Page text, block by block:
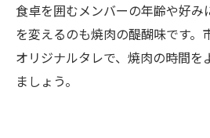
食卓を囲むメンバーの年齢や好み
を変えるのも焼肉の醍醐味です。
オリジナルタレで、焼肉の時間を
ましょう。